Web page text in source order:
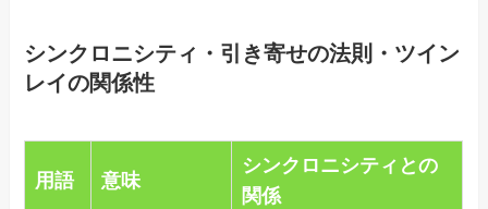
シンクロニシティ・引き寄せの法則・ツイン
レイの関係性
用語 意味
シンクロニシティとの
関係